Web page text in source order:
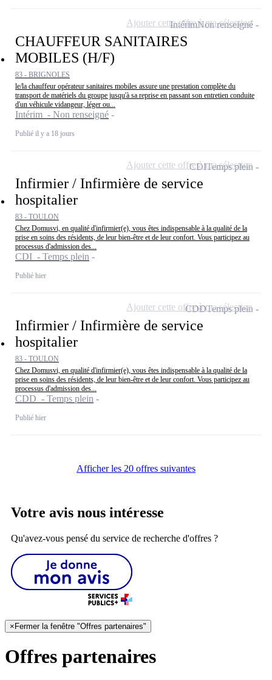
CHAUFFEUR SANITAIRES
MOBILES (H/F)
83 - BRIGNOLES
le/la chauffeur opérateur sanitaires mobiles assure une prestation complète du
transport de matériels du groupe jusqu'à sa reprise en passant son entretien conduite
d'un véhicule vidangeur, léger ou...
Intérim - Non renseigné
Publié il y a 18 jours
IntérimNon renseigné
Ajouter cette offre à ma sélection
Infirmier / Infirmière de service
hospitalier
83 - TOULON
Chez Domusvi, en qualité d'infirmier(e), vous êtes indispensable à la qualité de la
prise en soins des résidents, de leur bien-être et de leur confort. Vous participez au
processus d'admission des...
CDI - Temps plein
Publié hier
CDITemps plein
Ajouter cette offre à ma sélection
Infirmier / Infirmière de service
hospitalier
83 - TOULON
Chez Domusvi, en qualité d'infirmier(e), vous êtes indispensable à la qualité de la
prise en soins des résidents, de leur bien-être et de leur confort. Vous participez au
processus d'admission des...
CDD - Temps plein
Publié hier
CDDTemps plein
Ajouter cette offre à ma sélection
Afficher les 20 offres suivantes
Votre avis nous intéresse
Qu'avez-vous pensé du service de recherche d'offres ?
×Fermer la fenêtre "Offres partenaires"
Offres partenaires